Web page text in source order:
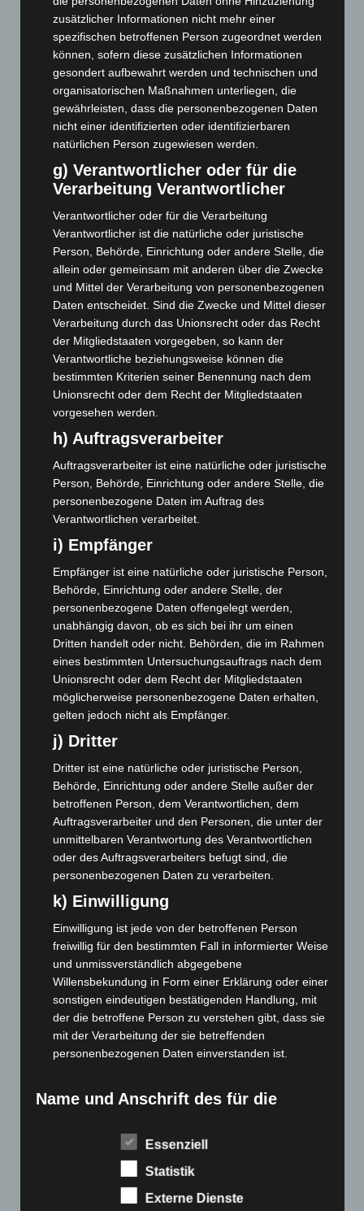
Januar 2025(88)
Dezember 2024(89)
November 2024(94)
Oktober 2024(93)
September 2024(112)
August 2024(107)
Juli 2024 (89)
Juni 2024(107)
Mai 2024(149)
April 2024(102)
März 2024 (103)
Februar 2024(103)
Januar 2024(111)
Dezember 2023(130)
November 2023(130)
Oktober 2023(114)
September 2023 (133)
August 2023(134)
Juli 2023
Juni 2023(142)
Mai 2023(139)
März 2023
(174)
Februar 2023(154)
Januar 2023(140)
Dezember 2022(130)
November 2022
(167)
Oktober 2022(166)
September 2022(205)
Juli 2022(133)
Juni 2022(167)
Mai 2022(177)
April 2022(198)
März 2022 (221)
Februar 2022(189)
Januar 2022(190)
Dezember 2021(204)
November 2021 (215)
Oktober 2021(171)
September 2021(180)
August 2021(154)
Juli 2021 (213)
Mai 2021(200)
zusätzlicher Informationen nicht mehr einer
spezifischen betroffenen Person zugeordnet werden
können, sofern diese zusätzlichen Informationen
gesondert aufbewahrt werden und technischen und
organisatorischen Maßnahmen unterliegen, die
gewährleisten, dass die personenbezogenen Daten
nicht einer identifizierten oder identifizierbaren
natürlichen Person zugewiesen werden.
g) Verantwortlicher oder für die
Verarbeitung Verantwortlicher
Verantwortlicher oder für die Verarbeitung
Verantwortlicher ist die natürliche oder juristische
Person, Behörde, Einrichtung oder andere Stelle, die
allein oder gemeinsam mit anderen über die Zwecke
und Mittel der Verarbeitung von personenbezogenen
Daten entscheidet. Sind die Zwecke und Mittel dieser
Verarbeitung durch das Unionsrecht oder das Recht
der Mitgliedstaaten vorgegeben, so kann der
Verantwortliche beziehungsweise können die
bestimmten Kriterien seiner Benennung nach dem
Unionsrecht oder dem Recht der Mitgliedstaaten
vorgesehen werden.
h) Auftragsverarbeiter
Auftragsverarbeiter ist eine natürliche oder juristische
Person, Behörde, Einrichtung oder andere Stelle, die
personenbezogene Daten im Auftrag des
Verantwortlichen verarbeitet.
i) Empfänger
Empfänger ist eine natürliche oder juristische Person,
Behörde, Einrichtung oder andere Stelle, der
personenbezogene Daten offengelegt werden,
unabhängig davon, ob es sich bei ihr um einen
Dritten handelt oder nicht. Behörden, die im Rahmen
eines bestimmten Untersuchungsauftrags nach dem
Unionsrecht oder dem Recht der Mitgliedstaaten
möglicherweise personenbezogene Daten erhalten,
gelten jedoch nicht als Empfänger.
j) Dritter
Dritter ist eine natürliche oder juristische Person,
Behörde, Einrichtung oder andere Stelle außer der
betroffenen Person, dem Verantwortlichen, dem
Auftragsverarbeiter und den Personen, die unter der
unmittelbaren Verantwortung des Verantwortlichen
oder des Auftragsverarbeiters befugt sind, die
personenbezogenen Daten zu verarbeiten.
k) Einwilligung
Einwilligung ist jede von der betroffenen Person
freiwillig für den bestimmten Fall in informierter Weise
und unmissverständlich abgegebene
Willensbekundung in Form einer Erklärung oder einer
sonstigen eindeutigen bestätigenden Handlung, mit
der die betroffene Person zu verstehen gibt, dass sie
mit der Verarbeitung der sie betreffenden
personenbezogenen Daten einverstanden ist.
Name und Anschrift des für die
Verantwortlicher im Sinne der Datenschutz-
Grundverordnung, sonstiger in den Mitgliedstaaten der
Europäischen Union geltenden Datenschutzgesetze und
anderer Bestimmungen mit datenschutzrechtlichem
Essenziell
Statistik
Externe Dienste